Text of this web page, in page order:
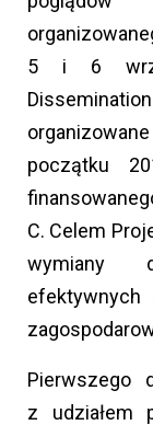
5 i 6
początku
C. Celem
wymiany
efektywnych
Pierwszego
z udziałem